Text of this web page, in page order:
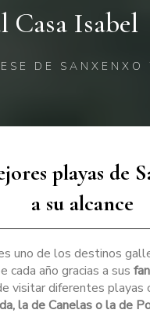
Casa Isabel
DE SANXENXO
playas de
a su alcance
uno de los destinos
cada año gracias a sus
visitar diferentes playas
la de Canelas o la de